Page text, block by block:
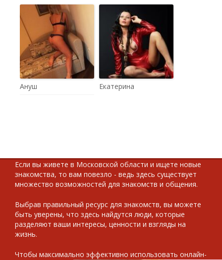
Ануш Екатерина
Если вы живете в Московской области и ищете новые
знакомства, то вам повезло - ведь здесь существует
множество возможностей для знакомств и общения.
Выбрав правильный ресурс для знакомств, вы можете
быть уверены, что здесь найдутся люди, которые
разделяют ваши интересы, ценности и взгляды на
жизнь.
Чтобы максимально эффективно использовать онлайн-